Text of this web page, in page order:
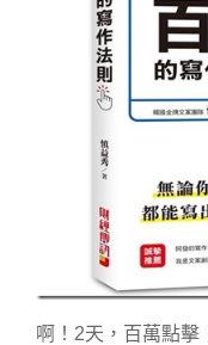
啊！2天，百萬點擊